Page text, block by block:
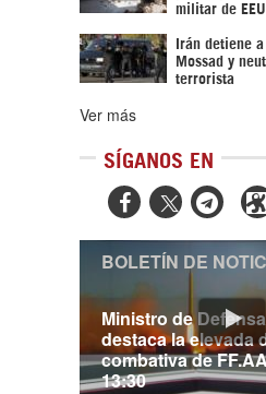
militar de
Irán detiene
Mossad y
terrorista
Ver más
SÍGANOS EN
 
Ministro de
destaca la elevada
combativa de
13:30
BOLETÍN DE